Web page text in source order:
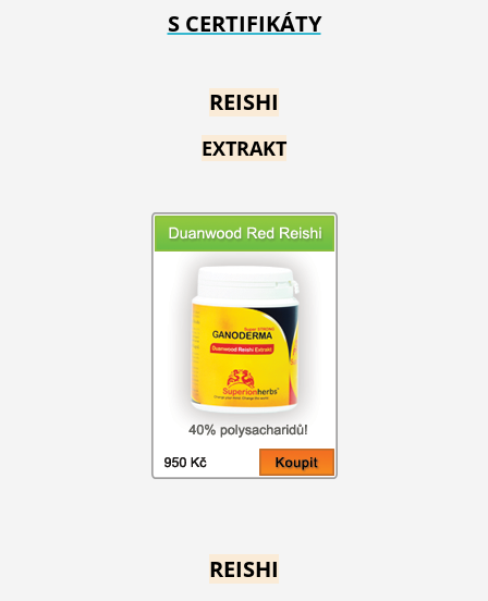
S CERTIFIKÁTY
REISHI
EXTRAKT
REISHI